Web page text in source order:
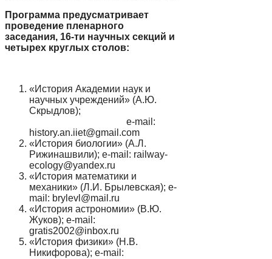
Программа предусматривает
проведение пленарного
заседания, 16-ти научных секций и
четырех круглых столов:
«История Академии наук и
научных учреждений» (А.Ю.
Скрыдлов);
e-mail:
history.an.iiet@gmail.com
«История биологии» (А.Л.
Рижинашвили); e-mail: railway-
ecology@yandex.ru
«История математики и
механики» (Л.И. Брылевская); e-
mail: brylevl@mail.ru
«История астрономии» (В.Ю.
Жуков); e-mail:
gratis2002@inbox.ru
«История физики» (Н.В.
Никифорова); e-mail: